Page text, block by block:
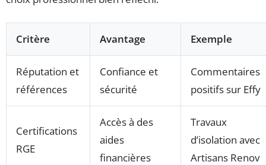
Critère Avantage Exemple
Réputation et
références
Confiance et
sécurité
Commentaires
positifs sur Effy
Certifications
RGE
Accès à des
aides
financières
Travaux
d’isolation avec
Artisans Renov